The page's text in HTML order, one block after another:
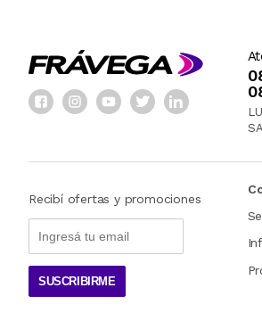
Recibí ofertas y promociones
SUSCRIBIRME